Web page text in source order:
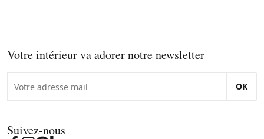
Votre intérieur va adorer notre newsletter
OK
Suivez-nous